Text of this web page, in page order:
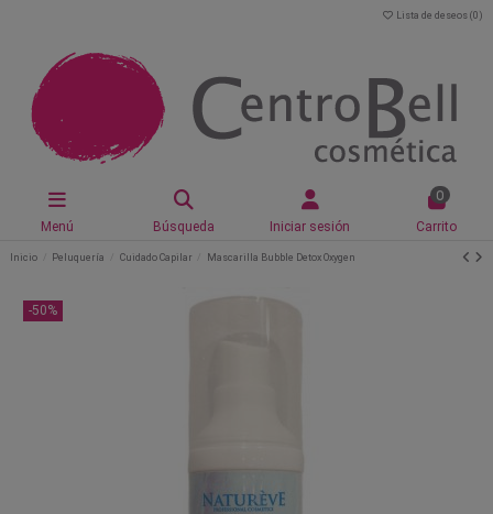
Lista de deseos (0 )
Menú Búsqueda Iniciar sesión
0
Carrito
Inicio Peluquería Cuidado Capilar Mascarilla Bubble Detox Oxygen
-50%